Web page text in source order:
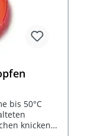
bis 50°C
knicken.